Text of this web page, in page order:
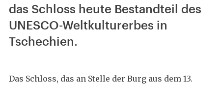
das Schloss heute Bestandteil des
UNESCO-Weltkulturerbes in
Tschechien.
Das Schloss, das an Stelle der Burg aus dem 13.